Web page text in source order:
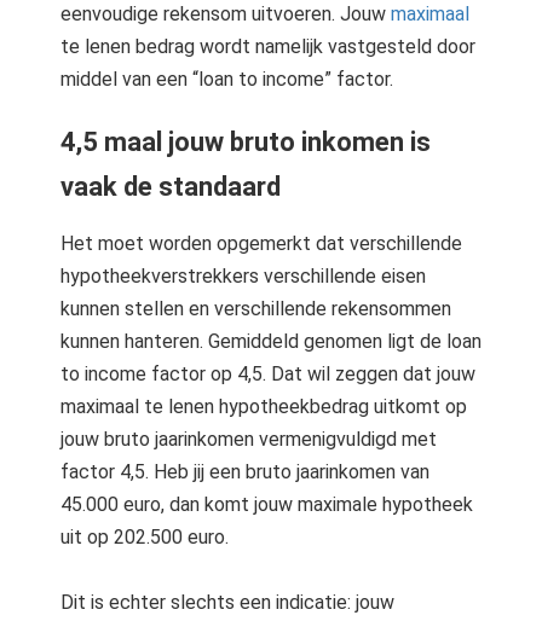
eenvoudige rekensom uitvoeren. Jouw maximaal
te lenen bedrag wordt namelijk vastgesteld door
middel van een “loan to income” factor.
4,5 maal jouw bruto inkomen is
vaak de standaard
Het moet worden opgemerkt dat verschillende
hypotheekverstrekkers verschillende eisen
kunnen stellen en verschillende rekensommen
kunnen hanteren. Gemiddeld genomen ligt de loan
to income factor op 4,5. Dat wil zeggen dat jouw
maximaal te lenen hypotheekbedrag uitkomt op
jouw bruto jaarinkomen vermenigvuldigd met
factor 4,5. Heb jij een bruto jaarinkomen van
45.000 euro, dan komt jouw maximale hypotheek
uit op 202.500 euro.
Dit is echter slechts een indicatie: jouw